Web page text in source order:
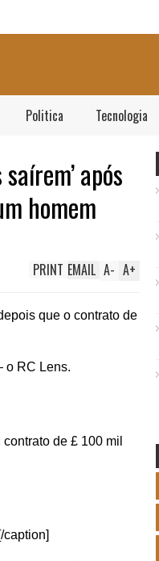
Politica Tecnologia
após
homem
A+
A-
EMAIL
PRINT
que o contrato de
o RC Lens.
de £ 100 mil